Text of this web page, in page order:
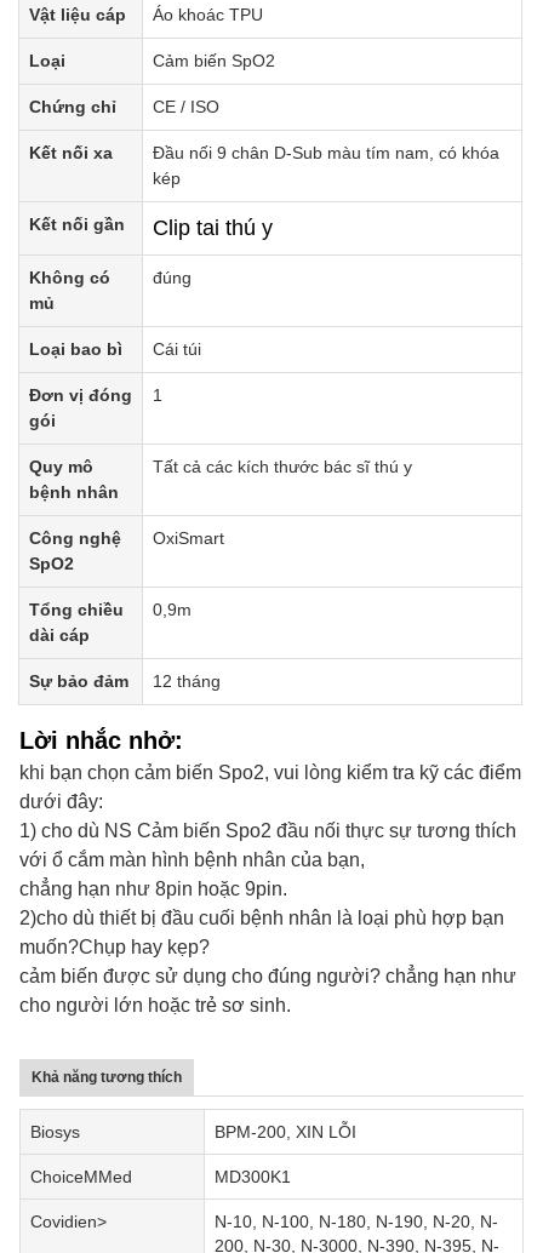
Vật liệu cáp Áo khoác TPU
Loại Cảm biến SpO2
Chứng chỉ CE / ISO
Kết nối xa
Đầu nối 9 chân D-Sub màu tím nam, có khóa
kép
Kết nối gần Clip tai thú y
Không có
mủ
đúng
Loại bao bì Cái túi
Đơn vị đóng
gói
1
Quy mô
bệnh nhân
Tất cả các kích thước bác sĩ thú y
Công nghệ
SpO2
OxiSmart
Tổng chiều
dài cáp
0,9m
Sự bảo đảm 12 tháng
Lời nhắc nhở:
khi bạn chọn cảm biến Spo2, vui lòng kiểm tra kỹ các điểm
dưới đây:
1) cho dù NS Cảm biến Spo2 đầu nối thực sự tương thích
với ổ cắm màn hình bệnh nhân của bạn,
chẳng hạn như 8pin hoặc 9pin.
2)cho dù thiết bị đầu cuối bệnh nhân là loại phù hợp bạn
muốn?Chụp hay kẹp?
cảm biến được sử dụng cho đúng người? chẳng hạn như
cho người lớn hoặc trẻ sơ sinh.
Khả năng tương thích
Biosys BPM-200, XIN LỖI
ChoiceMMed MD300K1
Covidien>
N-10, N-100, N-180, N-190, N-20, N-
200, N-30, N-3000, N-390, N-395, N-